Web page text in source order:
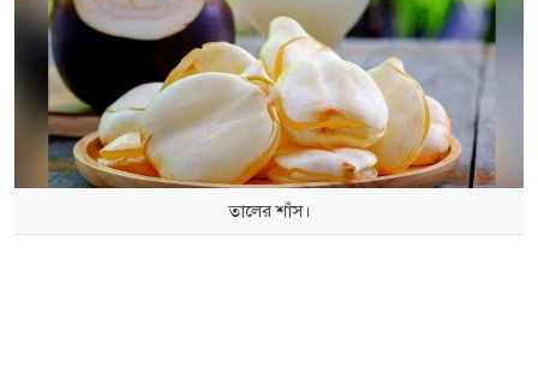
তালের শাঁস।